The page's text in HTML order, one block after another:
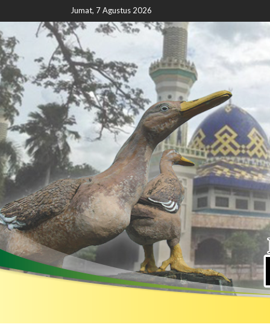
Jumat, 7 Agustus 2026